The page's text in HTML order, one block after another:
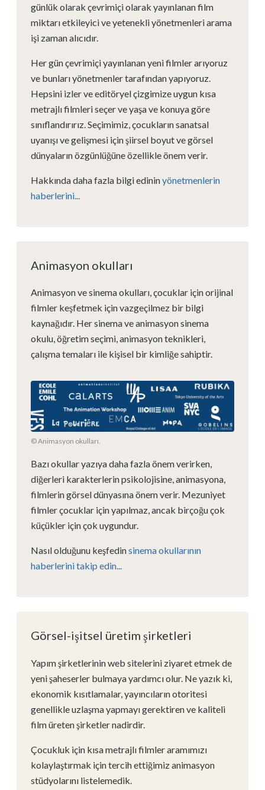
günlük olarak çevrimiçi olarak yayınlanan film
miktarı etkileyici ve yetenekli yönetmenleri arama
işi zaman alıcıdır.
Her gün çevrimiçi yayınlanan yeni filmler arıyoruz
ve bunları yönetmenler tarafından yapıyoruz.
Hepsini izler ve editöryel çizgimize uygun kısa
metrajlı filmleri seçer ve yaşa ve konuya göre
sınıflandırırız. Seçimimiz, çocukların sanatsal
uyanışı ve gelişmesi için şiirsel boyut ve görsel
dünyaların özgünlüğüne özellikle önem verir.
Hakkında daha fazla bilgi edininyönetmenlerin
haberlerini...
Animasyon okulları
Animasyon ve sinema okulları, çocuklar için orijinal
filmler keşfetmek için vazgeçilmez bir bilgi
kaynağıdır. Her sinema ve animasyon sinema
okulu, öğretim seçimi, animasyon teknikleri,
çalışma temaları ile kişisel bir kimliğe sahiptir.
© Animasyon okulları.
Bazı okullar yazıya daha fazla önem verirken,
diğerleri karakterlerin psikolojisine, animasyona,
filmlerin görsel dünyasına önem verir. Mezuniyet
filmler çocuklar için yapılmaz, ancak birçoğu çok
küçükler için çok uygundur.
Nasıl olduğunu keşfedinsinema okullarının
haberlerini takip edin...
Görsel-işitsel üretim şirketleri
Yapım şirketlerinin web sitelerini ziyaret etmek de
yeni şaheserler bulmaya yardımcı olur. Ne yazık ki,
ekonomik kısıtlamalar, yayıncıların otoritesi
genellikle uzlaşma yapmayı gerektiren ve kaliteli
film üreten şirketler nadirdir.
Çocukluk için kısa metrajlı filmler aramımızı
kolaylaştırmak için tercih ettiğimiz animasyon
stüdyolarını listelemedik.